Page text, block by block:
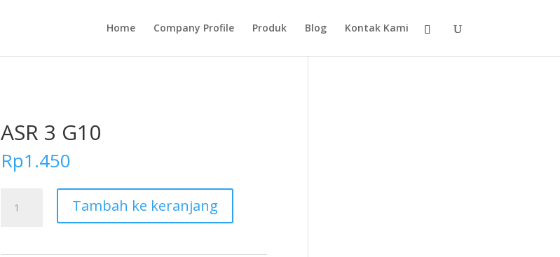
Home Company Profile Produk Blog Kontak Kami
ASR 3 G10
Rp1.450
ASR
Tambah ke keranjang